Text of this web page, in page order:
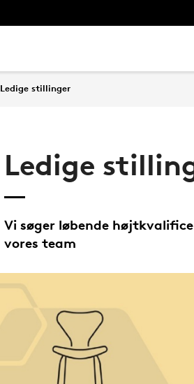
Ledige stillinger
Ledige
Vi søger løbende
vores team